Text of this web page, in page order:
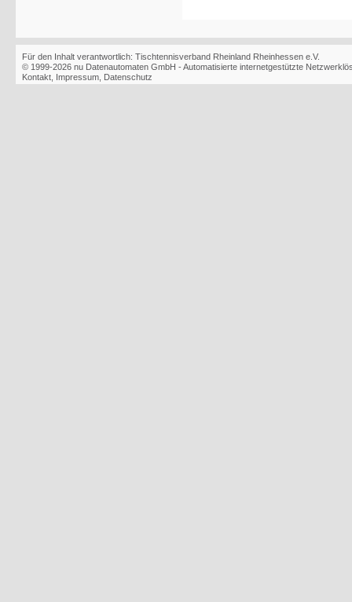
Für den Inhalt verantwortlich: Tischtennisverband Rheinland Rheinhessen e.V.
© 1999-2026 nu Datenautomaten GmbH - Automatisierte internetgestützte
Kontakt Impressum Datenschutz